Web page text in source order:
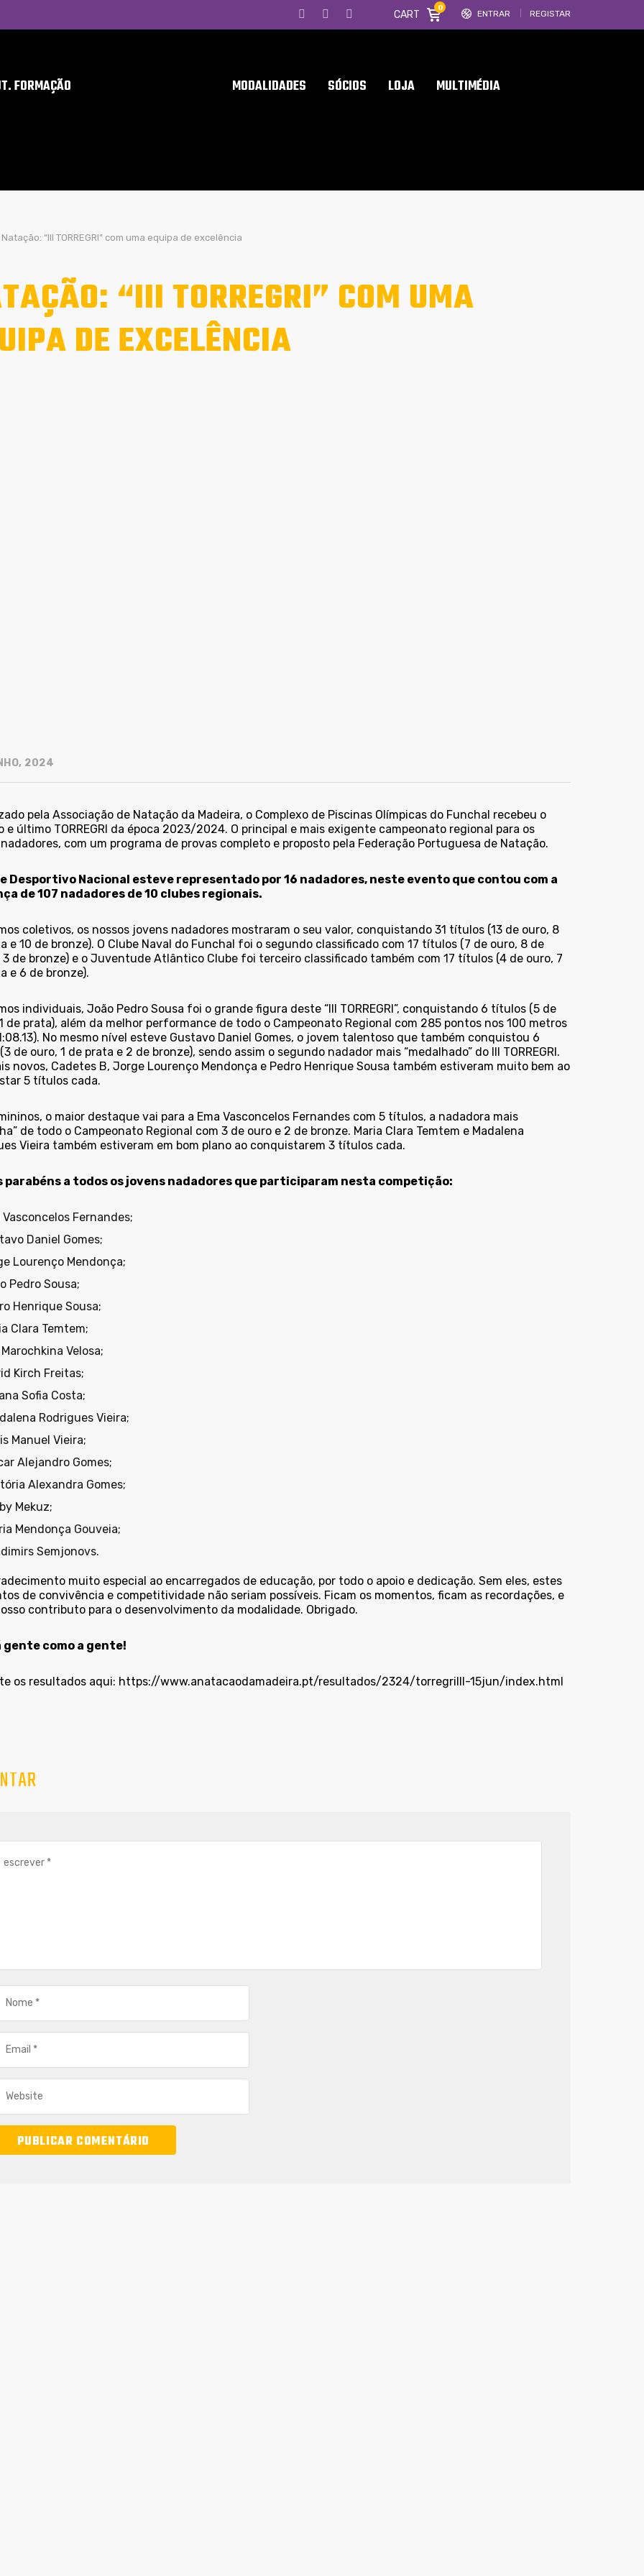
ENTRAR REGISTAR
CART
0
FORMAÇÃO MODALIDADES SÓCIOS LOJA MULTIMÉDIA
Natação: “III TORREGRI” com uma equipa de excelência
“III TORREGRI” COM UMA
DE EXCELÊNCIA
2024
pela Associação de Natação da Madeira, o Complexo de Piscinas Olímpicas do Funchal recebeu o
e último TORREGRI da época 2023/2024. O principal e mais exigente campeonato regional para os
com um programa de provas completo e proposto pela Federação Portuguesa de Natação.
Desportivo Nacional esteve representado por 16 nadadores, neste evento que contou com a
de 107 nadadores de 10 clubes regionais.
coletivos, os nossos jovens nadadores mostraram o seu valor, conquistando 31 títulos (13 de ouro, 8
e 10 de bronze). O Clube Naval do Funchal foi o segundo classificado com 17 títulos (7 de ouro, 8 de
3 de bronze) e o Juventude Atlântico Clube foi terceiro classificado também com 17 títulos (4 de ouro, 7
e 6 de bronze).
individuais, João Pedro Sousa foi o grande figura deste “III TORREGRI”, conquistando 6 títulos (5 de
de prata), além da melhor performance de todo o Campeonato Regional com 285 pontos nos 100 metros
No mesmo nível esteve Gustavo Daniel Gomes, o jovem talentoso que também conquistou 6
de ouro, 1 de prata e 2 de bronze), sendo assim o segundo nadador mais “medalhado” do III TORREGRI.
novos, Cadetes B, Jorge Lourenço Mendonça e Pedro Henrique Sousa também estiveram muito bem ao
5 títulos cada.
o maior destaque vai para a Ema Vasconcelos Fernandes com 5 títulos, a nadadora mais
de todo o Campeonato Regional com 3 de ouro e 2 de bronze. Maria Clara Temtem e Madalena
Vieira também estiveram em bom plano ao conquistarem 3 títulos cada.
parabéns a todos os jovens nadadores que participaram nesta competição:
Vasconcelos Fernandes;
Daniel Gomes;
Lourenço Mendonça;
Pedro Sousa;
Henrique Sousa;
Clara Temtem;
Velosa;
Kirch Freitas;
Sofia Costa;
Rodrigues Vieira;
Manuel Vieira;
Alejandro Gomes;
Alexandra Gomes;
Mekuz;
Mendonça Gouveia;
Semjonovs.
muito especial ao encarregados de educação, por todo o apoio e dedicação. Sem eles, estes
de convivência e competitividade não seriam possíveis. Ficam os momentos, ficam as recordações, e
contributo para o desenvolvimento da modalidade. Obrigado.
gente como a gente!
os resultados aqui: https://www.anatacaodamadeira.pt/resultados/2324/torregriIII-15jun/index.html